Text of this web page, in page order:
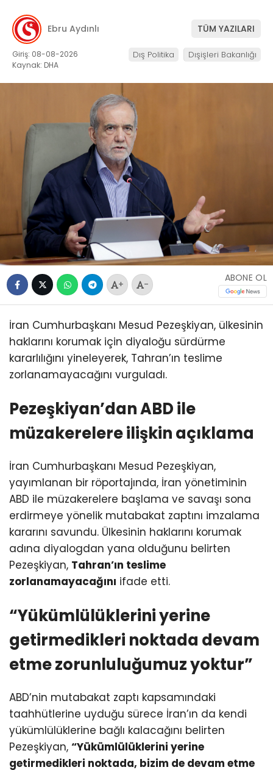
Ebru Aydınlı TÜM YAZILARI
Giriş: 08-08-2026
Kaynak: DHA
Dış Politika Dışişleri Bakanlığı
+ -
ABONE OL
İran Cumhurbaşkanı Mesud Pezeşkiyan, ülkesinin
haklarını korumak için diyaloğu sürdürme
kararlılığını yineleyerek, Tahran’ın teslime
zorlanamayacağını vurguladı.
Pezeşkiyan’dan ABD ile
müzakerelere ilişkin açıklama
İran Cumhurbaşkanı Mesud Pezeşkiyan,
yayımlanan bir röportajında, İran yönetiminin
ABD ile müzakerelere başlama ve savaşı sona
erdirmeye yönelik mutabakat zaptını imzalama
kararını savundu. Ülkesinin haklarını korumak
adına diyalogdan yana olduğunu belirten
Pezeşkiyan, Tahran’ın teslime
zorlanamayacağını ifade etti.
“Yükümlülüklerini yerine
getirmedikleri noktada devam
etme zorunluluğumuz yoktur”
ABD’nin mutabakat zaptı kapsamındaki
taahhütlerine uyduğu sürece İran’ın da kendi
yükümlülüklerine bağlı kalacağını belirten
Pezeşkiyan, “Yükümlülüklerini yerine
getirmedikleri noktada, bizim de devam etme